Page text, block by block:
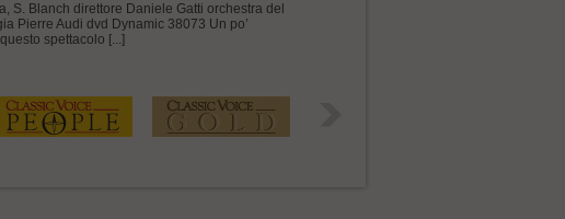
S. Blanch direttore Daniele Gatti orchestra del
Pierre Audi dvd Dynamic 38073 Un po’
spettacolo [...]